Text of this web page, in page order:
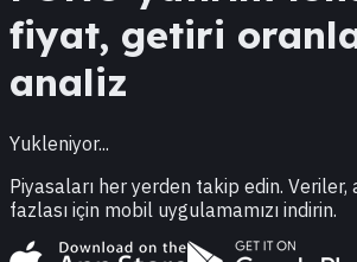
fiyat, getiri
analiz
Yukleniyor...
Piyasaları her yerden takip edin.
fazlası için mobil uygulamamızı indirin.